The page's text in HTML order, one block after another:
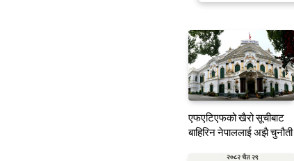
एफएटिएफको खैरो सूचीबाट
बाहिरिन नेपाललाई अझै चुनौती